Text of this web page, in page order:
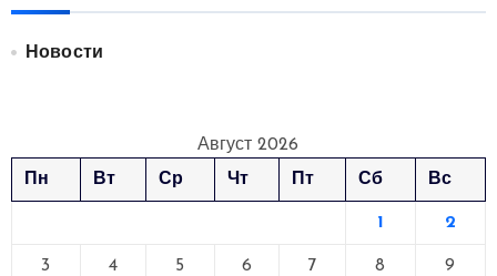
Новости
Август 2026
Пн
Вт Ср Чт Пт Сб Вс
1 2
3 4 5 6 7 8 9